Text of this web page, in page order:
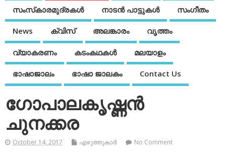
സംസ്‌കാരമുദ്രകള്‍ നാടന്‍ പാട്ടുകള്‍ സംഗീതം
News ക്വിസ് അലങ്കാരം വൃത്തം
വ്യാകരണം കടംകഥകള്‍ മലയാളം
ഭാഷാജാലം ഭാഷാ ജാലകം Contact Us
ഗോപാലകൃഷ്ണന്‍
ചുനക്കര
October 14, 2017 എഴുത്തുകാര്‍ No Comment